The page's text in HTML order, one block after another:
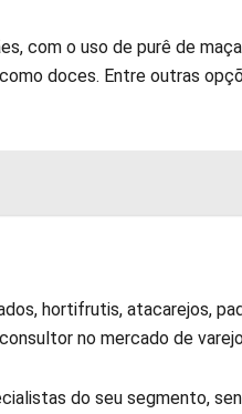
com o uso de purê de
doces. Entre outras
hortifrutis, atacarejos,
no mercado de
do seu segmento,